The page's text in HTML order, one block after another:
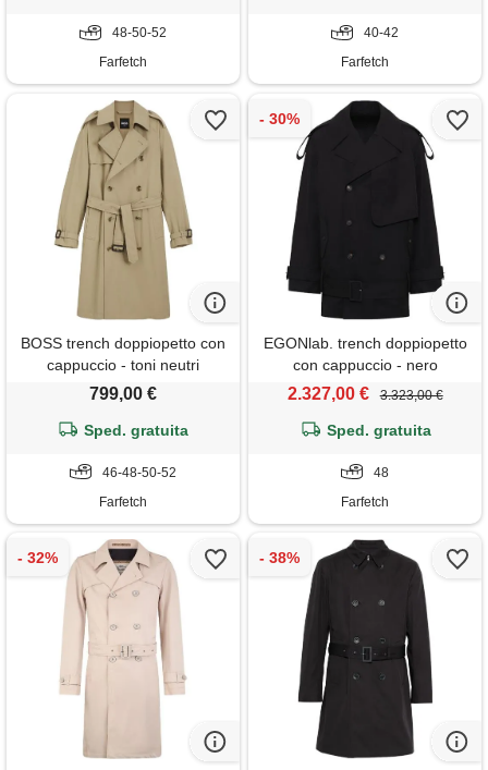
48-50-52
Farfetch
40-42
Farfetch
BOSS trench doppiopetto con
cappuccio - toni neutri
799,00 €
Sped. gratuita
46-48-50-52
Farfetch
EGONlab. trench doppiopetto
con cappuccio - nero
2.327,00 € 3.323,00 €
Sped. gratuita
48
Farfetch